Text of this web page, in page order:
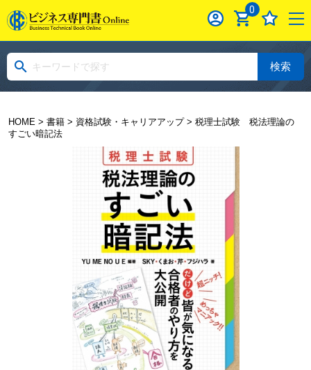
0
検索
HOME> 書籍> 資格試験・キャリアアップ> 税理士試験 税法理論の
すごい暗記法